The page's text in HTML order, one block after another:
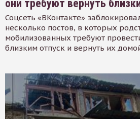
они требуют вернуть
Соцсеть «ВКонтакте»
несколько постов, в которых
мобилизованных требуют
близким отпуск и вернуть их